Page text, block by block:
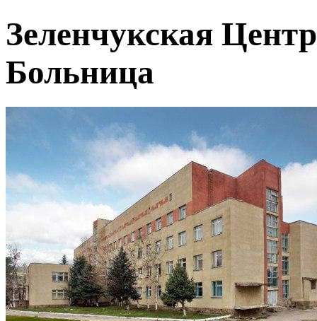
Зеленчукская
Больница